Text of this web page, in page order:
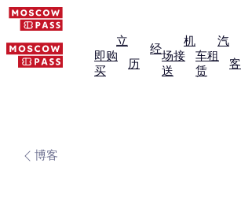
立
即购
买
经
历
机
场接
送
汽
车租
赁
客
博客